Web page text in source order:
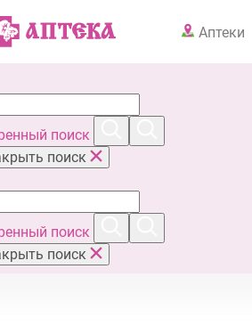
Аптеки
поиск
поиск
поиск
поиск